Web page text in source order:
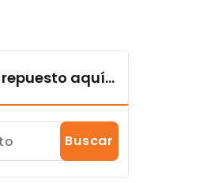
aquí...
Buscar